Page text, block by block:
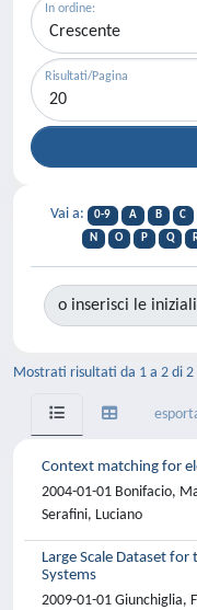
In ordine:
Risultati/Pagina
Vai a: 0-9 A B C
N
O P Q
o inserisci le
Mostrati risultati da 1 a 2 di 2
Context matching for
2004-01-01 Bonifacio,
Serafini, Luciano
Large Scale Dataset
Systems
2009-01-01 Giunchiglia,